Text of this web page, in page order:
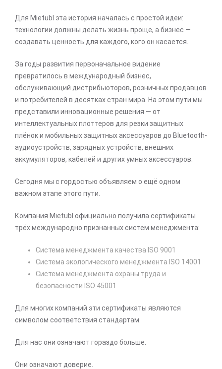
Для Mietubl эта история началась с простой идеи:
технологии должны делать жизнь проще, а бизнес —
создавать ценность для каждого, кого он касается.
За годы развития первоначальное видение
превратилось в международный бизнес,
обслуживающий дистрибьюторов, розничных продавцов
и потребителей в десятках стран мира. На этом пути мы
представили инновационные решения — от
интеллектуальных плоттеров для резки защитных
плёнок и мобильных защитных аксессуаров до Bluetooth-
аудиоустройств, зарядных устройств, внешних
аккумуляторов, кабелей и других умных аксессуаров.
Сегодня мы с гордостью объявляем о ещё одном
важном этапе этого пути.
Компания Mietubl официально получила сертификаты
трёх международно признанных систем менеджмента:
Система менеджмента качества ISO 9001
Система экологического менеджмента ISO 14001
Система менеджмента охраны труда и
безопасности ISO 45001
Для многих компаний эти сертификаты являются
символом соответствия стандартам.
Для нас они означают гораздо больше.
Они означают доверие.